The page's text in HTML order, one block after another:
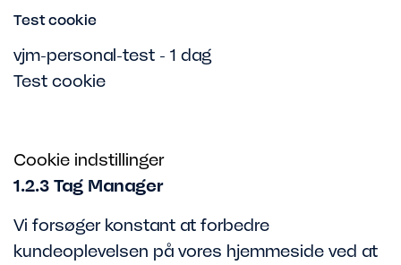
Test cookie
vjm-personal-test - 1 dag
Test cookie
Cookie indstillinger
1.2.3 Tag Manager
Vi forsøger konstant at forbedre
kundeoplevelsen på vores hjemmeside ved at